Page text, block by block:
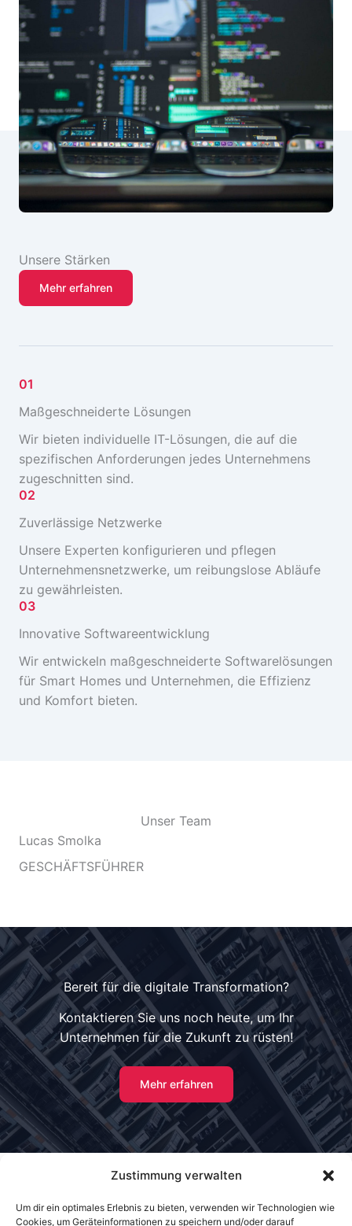
Zustimmung verwalten
Um dir ein optimales Erlebnis zu bieten, verwenden wir Technologien wie
Cookies, um Geräteinformationen zu speichern und/oder darauf
Unsere Stärken
Mehr erfahren
01
Maßgeschneiderte Lösungen
Wir bieten individuelle IT-Lösungen, die auf die
spezifischen Anforderungen jedes Unternehmens
zugeschnitten sind.
02
Zuverlässige Netzwerke
Unsere Experten konfigurieren und pflegen
Unternehmensnetzwerke, um reibungslose Abläufe
zu gewährleisten.
03
Innovative Softwareentwicklung
Wir entwickeln maßgeschneiderte Softwarelösungen
für Smart Homes und Unternehmen, die Effizienz
und Komfort bieten.
Unser Team
Lucas Smolka
GESCHÄFTSFÜHRER
Bereit für die digitale Transformation?
Kontaktieren Sie uns noch heute, um Ihr
Unternehmen für die Zukunft zu rüsten!
Mehr erfahren
Über uns